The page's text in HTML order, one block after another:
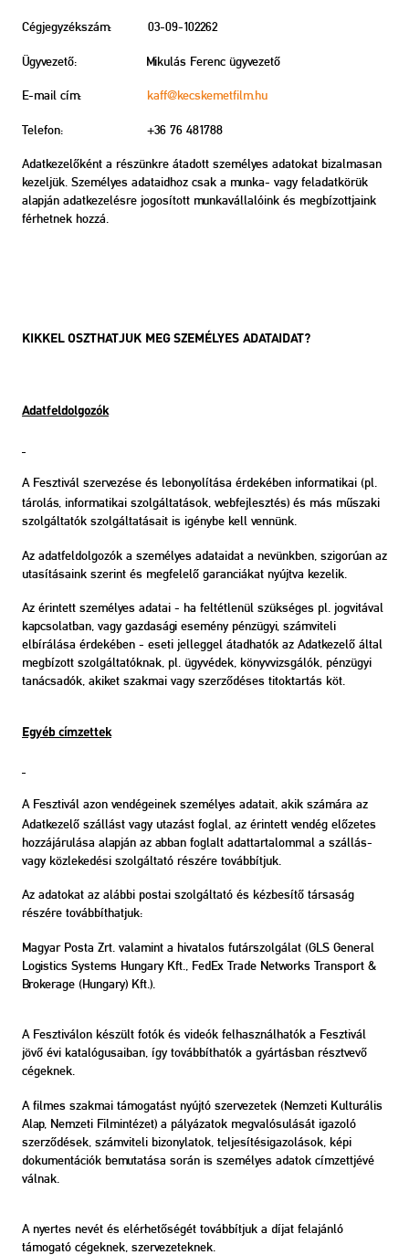
Cégjegyzékszám: 03-09-102262
Ügyvezető: Mikulás Ferenc ügyvezető
E-mail cím: kaff@kecskemetfilm.hu
Telefon: +36 76 481788
Adatkezelőként a részünkre átadott személyes adatokat bizalmasan
kezeljük. Személyes adataidhoz csak a munka- vagy feladatkörük
alapján adatkezelésre jogosított munkavállalóink és megbízottjaink
férhetnek hozzá.
KIKKEL OSZTHATJUK MEG SZEMÉLYES ADATAIDAT?
Adatfeldolgozók
A Fesztivál szervezése és lebonyolítása érdekében informatikai (pl.
tárolás, informatikai szolgáltatások, webfejlesztés) és más műszaki
szolgáltatók szolgáltatásait is igénybe kell vennünk.
Az adatfeldolgozók a személyes adataidat a nevünkben, szigorúan az
utasításaink szerint és megfelelő garanciákat nyújtva kezelik.
Az érintett személyes adatai - ha feltétlenül szükséges pl. jogvitával
kapcsolatban, vagy gazdasági esemény pénzügyi, számviteli
elbírálása érdekében - eseti jelleggel átadhatók az Adatkezelő által
megbízott szolgáltatóknak, pl. ügyvédek, könyvvizsgálók, pénzügyi
tanácsadók, akiket szakmai vagy szerződéses titoktartás köt.
Egyéb címzettek
A Fesztivál azon vendégeinek személyes adatait, akik számára az
Adatkezelő szállást vagy utazást foglal, az érintett vendég előzetes
hozzájárulása alapján az abban foglalt adattartalommal a szállás-
vagy közlekedési szolgáltató részére továbbítjuk.
Az adatokat az alábbi postai szolgáltató és kézbesítő társaság
részére továbbíthatjuk:
Magyar Posta Zrt. valamint a hivatalos futárszolgálat (GLS General
Logistics Systems Hungary Kft., FedEx Trade Networks Transport &
Brokerage (Hungary) Kft.).
A Fesztiválon készült fotók és videók felhasználhatók a Fesztivál
jövő évi katalógusaiban, így továbbíthatók a gyártásban résztvevő
cégeknek.
A filmes szakmai támogatást nyújtó szervezetek (Nemzeti Kulturális
Alap, Nemzeti Filmintézet) a pályázatok megvalósulását igazoló
szerződések, számviteli bizonylatok, teljesítésigazolások, képi
dokumentációk bemutatása során is személyes adatok címzettjévé
válnak.
A nyertes nevét és elérhetőségét továbbítjuk a díjat felajánló
támogató cégeknek, szervezeteknek.